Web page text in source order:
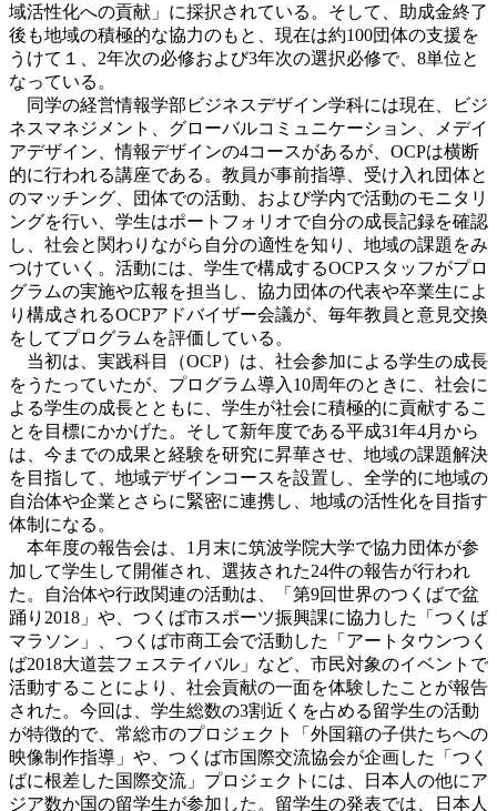
域活性化への貢献」に採択されている。そして、助成金終了
後も地域の積極的な協力のもと、現在は約100団体の支援を
うけて１、2年次の必修および3年次の選択必修で、8単位と
なっている。
同学の経営情報学部ビジネスデザイン学科には現在、ビジ
ネスマネジメント、グローバルコミュニケーション、メデイ
アデザイン、情報デザインの4コースがあるが、OCPは横断
的に行われる講座である。教員が事前指導、受け入れ団体と
のマッチング、団体での活動、および学内で活動のモニタリ
ングを行い、学生はポートフォリオで自分の成長記録を確認
し、社会と関わりながら自分の適性を知り、地域の課題をみ
つけていく。活動には、学生で構成するOCPスタッフがプロ
グラムの実施や広報を担当し、協力団体の代表や卒業生によ
り構成されるOCPアドバイザー会議が、毎年教員と意見交換
をしてプログラムを評価している。
当初は、実践科目（OCP）は、社会参加による学生の成長
をうたっていたが、プログラム導入10周年のときに、社会に
よる学生の成長とともに、学生が社会に積極的に貢献するこ
とを目標にかかげた。そして新年度である平成31年4月から
は、今までの成果と経験を研究に昇華させ、地域の課題解決
を目指して、地域デザインコースを設置し、全学的に地域の
自治体や企業とさらに緊密に連携し、地域の活性化を目指す
体制になる。
本年度の報告会は、1月末に筑波学院大学で協力団体が参
加して学生して開催され、選抜された24件の報告が行われ
た。自治体や行政関連の活動は、「第9回世界のつくばで盆
踊り2018」や、つくば市スポーツ振興課に協力した「つくば
マラソン」、つくば市商工会で活動した「アートタウンつく
ば2018大道芸フェステイバル」など、市民対象のイベントで
活動することにより、社会貢献の一面を体験したことが報告
された。今回は、学生総数の3割近くを占める留学生の活動
が特徴的で、常総市のプロジェクト「外国籍の子供たちへの
映像制作指導」や、つくば市国際交流協会が企画した「つく
ばに根差した国際交流」プロジェクトには、日本人の他にア
ジア数か国の留学生が参加した。留学生の発表では、日本人